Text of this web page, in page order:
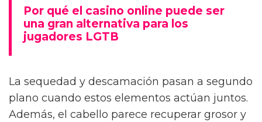
Por qué el casino online puede ser
una gran alternativa para los
jugadores LGTB
La sequedad y descamación pasan a segundo
plano cuando estos elementos actúan juntos.
Además, el cabello parece recuperar grosor y